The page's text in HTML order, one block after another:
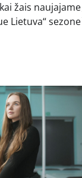
žais naujajame
Lietuva“ sezone